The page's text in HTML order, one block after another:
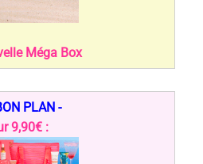
Méga Box
PLAN -
9,90€ :